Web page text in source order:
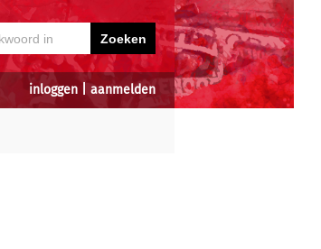
inloggen aanmelden